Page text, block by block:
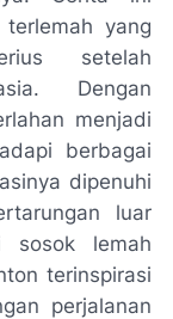
yang
setelah
Dengan
menjadi
berbagai
dipenuhi
luar
sosok lemah
terinspirasi
perjalanan